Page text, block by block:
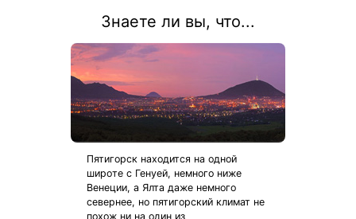
Знаете ли вы, что...
Пятигорск находится на одной
широте с Генуей, немного ниже
Венеции, а Ялта даже немного
севернее, но пятигорский климат не
похож ни на один из